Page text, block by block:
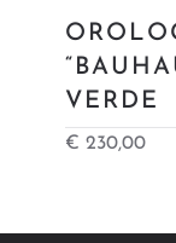
VERDE
€ 230,00